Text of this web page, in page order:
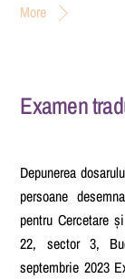
More
Examen
Depunerea
persoane
pentru Cercetare
22, sector 3,
septembrie 2023